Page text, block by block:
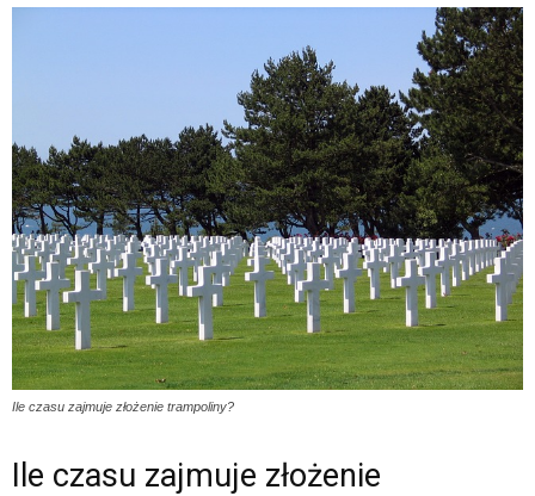
Ile czasu zajmuje złożenie trampoliny?
Ile czasu zajmuje złożenie